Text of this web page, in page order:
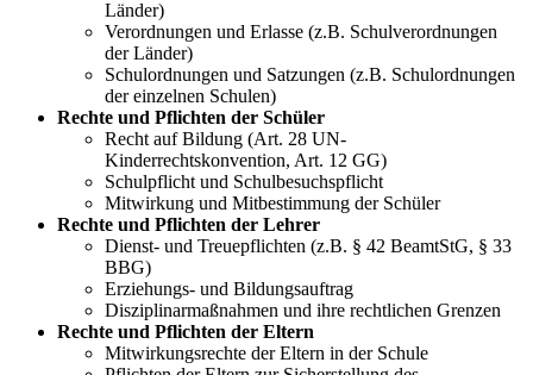
Länder)
Verordnungen und Erlasse (z.B. Schulverordnungen
der Länder)
Schulordnungen und Satzungen (z.B. Schulordnungen
der einzelnen Schulen)
Rechte und Pflichten der Schüler
Recht auf Bildung (Art. 28 UN-
Kinderrechtskonvention, Art. 12 GG)
Schulpflicht und Schulbesuchspflicht
Mitwirkung und Mitbestimmung der Schüler
Rechte und Pflichten der Lehrer
Dienst- und Treuepflichten (z.B. § 42 BeamtStG, § 33
BBG)
Erziehungs- und Bildungsauftrag
Disziplinarmaßnahmen und ihre rechtlichen Grenzen
Rechte und Pflichten der Eltern
Mitwirkungsrechte der Eltern in der Schule